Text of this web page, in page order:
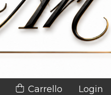
Carrello Login